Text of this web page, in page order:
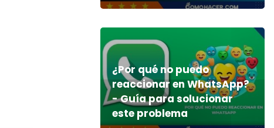
¿Por qué no puedo
reaccionar en WhatsApp?
- Guía para solucionar
este problema